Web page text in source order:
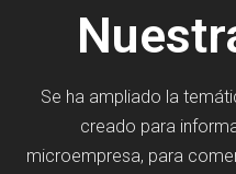
Se ha ampliado la
creado para
microempresa, para